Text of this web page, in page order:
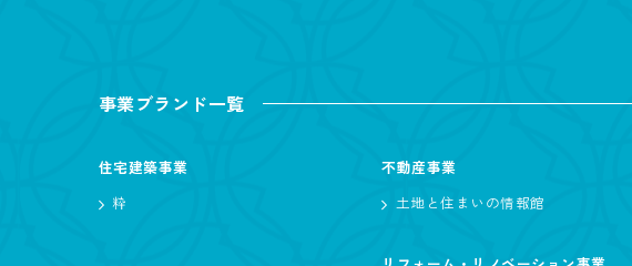
事業ブランド一覧
住宅建築事業
粋
不動産事業
土地と住まいの情報館